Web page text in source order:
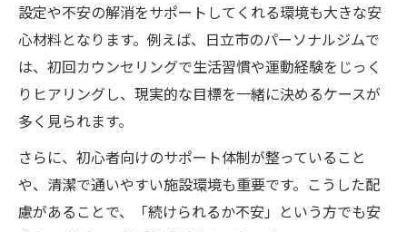
オーダーメイドサポートで続く運動習慣の秘訣
ダイエット成功を支える個別サポートの重
要性
パーソナルジムのオーダーメイド指導とは
用術
日立市パーソナルジムのサポート体制を比
較
設定や不安の解消をサポートしてくれる環境も大きな安
心材料となります。例えば、日立市のパーソナルジムで
は、初回カウンセリングで生活習慣や運動経験をじっく
りヒアリングし、現実的な目標を一緒に決めるケースが
多く見られます。
さらに、初心者向けのサポート体制が整っていること
や、清潔で通いやすい施設環境も重要です。こうした配
慮があることで、「続けられるか不安」という方でも安